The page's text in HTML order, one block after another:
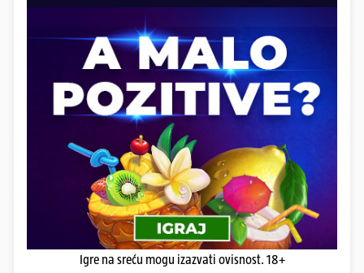
Igre na sreću mogu izazvati ovisnost. 18+